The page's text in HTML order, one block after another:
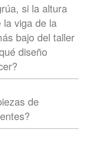
si la altura
la viga de la
bajo del taller
diseño
de